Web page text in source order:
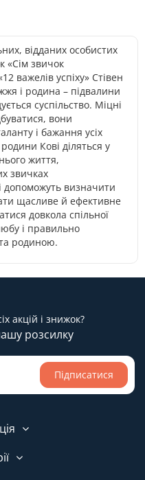
відданих особистих
«Сім звичок
важелів успіху» Стівен
і родина – підвалини
суспільство. Міцні
вони
і бажання усіх
Кові діляться у
життя,
звичках
допоможуть визначити
щасливе й ефективне
довкола спільної
і правильно
родиною.
акцій і знижок?
розсилку
Підписатися